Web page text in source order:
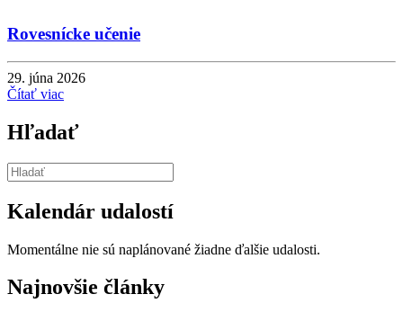
Rovesnícke učenie
29. júna 2026
Čítať viac
Hľadať
Kalendár udalostí
Momentálne nie sú naplánované žiadne ďalšie udalosti.
Najnovšie články